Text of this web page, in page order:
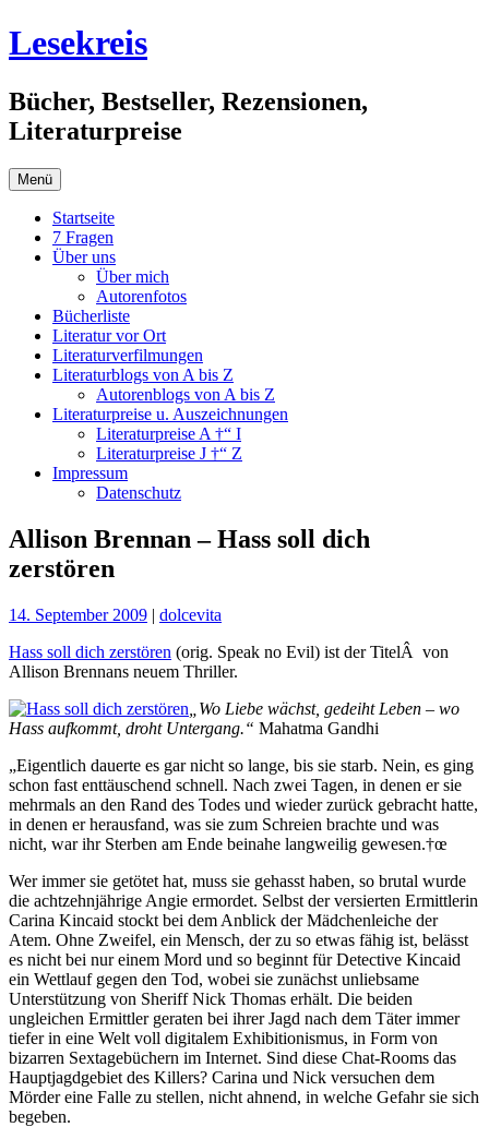
Springe
zum
Lesekreis
Bücher, Bestseller, Rezensionen,
Literaturpreise
Menü
Startseite
7 Fragen
Über uns
Über mich
Autorenfotos
Bücherliste
Literatur vor Ort
Literaturverfilmungen
Literaturblogs von A bis Z
Autorenblogs von A bis Z
Literaturpreise u. Auszeichnungen
Literaturpreise A †“ I
Literaturpreise J †“ Z
Impressum
Datenschutz
Allison Brennan – Hass soll dich
zerstören
14. September 2009 | dolcevita
Hass soll dich zerstören (orig. Speak no Evil) ist der TitelÂ von
Allison Brennans neuem Thriller.
„Wo Liebe wächst, gedeiht Leben – wo
Hass aufkommt, droht Untergang.“ Mahatma Gandhi
„Eigentlich dauerte es gar nicht so lange, bis sie starb. Nein, es ging
schon fast enttäuschend schnell. Nach zwei Tagen, in denen er sie
mehrmals an den Rand des Todes und wieder zurück gebracht hatte,
in denen er herausfand, was sie zum Schreien brachte und was
nicht, war ihr Sterben am Ende beinahe langweilig gewesen.†œ
Wer immer sie getötet hat, muss sie gehasst haben, so brutal wurde
die achtzehnjährige Angie ermordet. Selbst der versierten Ermittlerin
Carina Kincaid stockt bei dem Anblick der Mädchenleiche der
Atem. Ohne Zweifel, ein Mensch, der zu so etwas fähig ist, belässt
es nicht bei nur einem Mord und so beginnt für Detective Kincaid
ein Wettlauf gegen den Tod, wobei sie zunächst unliebsame
Unterstützung von Sheriff Nick Thomas erhält. Die beiden
ungleichen Ermittler geraten bei ihrer Jagd nach dem Täter immer
tiefer in eine Welt voll digitalem Exhibitionismus, in Form von
bizarren Sextagebüchern im Internet. Sind diese Chat-Rooms das
Hauptjagdgebiet des Killers? Carina und Nick versuchen dem
Mörder eine Falle zu stellen, nicht ahnend, in welche Gefahr sie sich
begeben.